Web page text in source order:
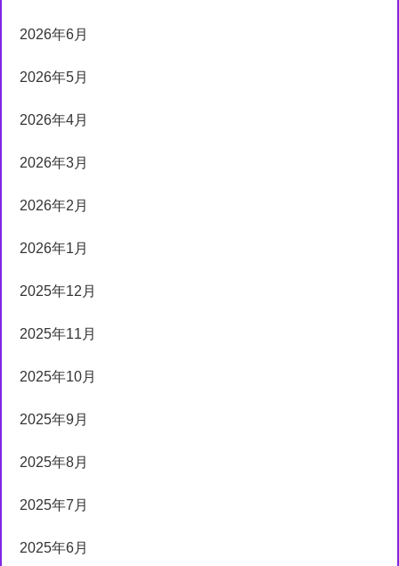
2026年6月
2026年5月
2026年4月
2026年3月
2026年2月
2026年1月
2025年12月
2025年11月
2025年10月
2025年9月
2025年8月
2025年7月
2025年6月